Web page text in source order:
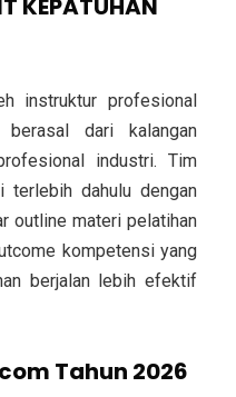
KEPATUHAN
instruktur profesional
berasal dari kalangan
industri. Tim
dahulu dengan
outline materi pelatihan
kompetensi yang
berjalan lebih efektif
Tahun 2026